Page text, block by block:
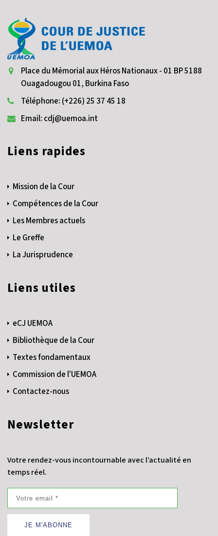
Place du Mémorial aux Héros Nationaux - 01 BP 5188
Ouagadougou 01, Burkina Faso
Téléphone: (+226) 25 37 45 18
Email: cdj@uemoa.int
Liens rapides
Mission de la Cour
Compétences de la Cour
Les Membres actuels
Le Greffe
La Jurisprudence
Liens utiles
eCJ UEMOA
Bibliothèque de la Cour
Textes fondamentaux
Commission de l’UEMOA
Contactez-nous
Newsletter
Votre rendez-vous incontournable avec l’actualité en
temps réel.
JE M'ABONNE